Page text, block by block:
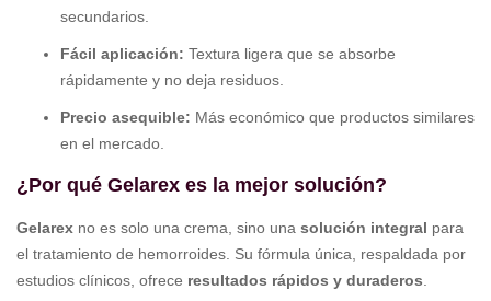
secundarios.
Fácil aplicación: Textura ligera que se absorbe
rápidamente y no deja residuos.
Precio asequible: Más económico que productos similares
en el mercado.
¿Por qué Gelarex es la mejor solución?
Gelarex no es solo una crema, sino una solución integral para
el tratamiento de hemorroides. Su fórmula única, respaldada por
estudios clínicos, ofrece resultados rápidos y duraderos